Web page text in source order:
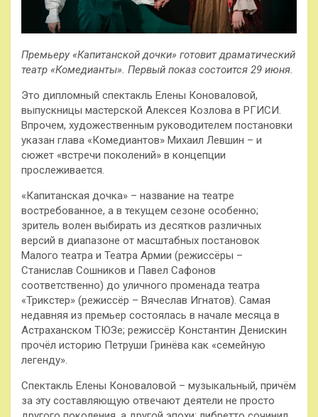
Премьеру «Капитанской дочки» готовит драматический
театр «Комедианты». Первый показ состоится 29 июня.
Это дипломный спектакль Елены Коноваловой,
выпускницы мастерской Алексея Козлова в РГИСИ.
Впрочем, художественным руководителем постановки
указан глава «Комедиантов» Михаил Левшин – и
сюжет «встречи поколений» в концепции
прослеживается.
«Капитанская дочка» – название на театре
востребованное, а в текущем сезоне особенно;
зритель волен выбирать из десятков различных
версий в диапазоне от масштабных постановок
Малого театра и Театра Армии (режиссёры –
Станислав Сошников и Павел Сафонов
соответственно) до уличного променада театра
«Трикстер» (режиссёр – Вячеслав Игнатов). Самая
недавняя из премьер состоялась в начале месяца в
Астраханском ТЮЗе; режиссёр Константин Денискин
прочёл историю Петруши Гринёва как «семейную
легенду».
Спектакль Елены Коноваловой – музыкальный, причём
за эту составляющую отвечают деятели не просто